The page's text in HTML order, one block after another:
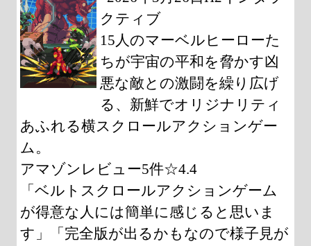
クティブ
15人のマーベルヒーローた
ちが宇宙の平和を脅かす凶
悪な敵との激闘を繰り広げ
る、新鮮でオリジナリティ
あふれる横スクロールアクションゲー
ム。
アマゾンレビュー5件☆4.4
「ベルトスクロールアクションゲーム
が得意な人には簡単に感じると思いま
す」「完全版が出るかもなので様子見が